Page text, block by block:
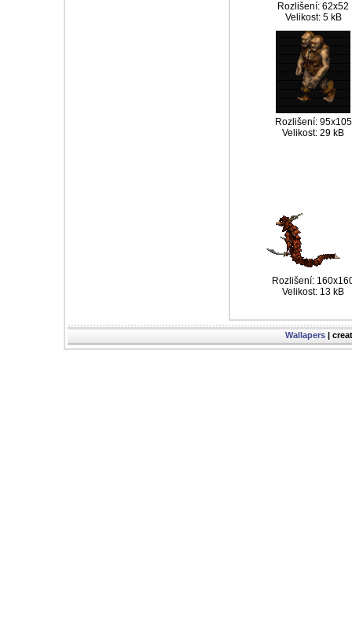
Rozlišení: 62x52
Velikost: 5 kB
Rozlišení: 95x105
Velikost: 29 kB
Rozlišení:
Velikost: 13 kB
Wallapers |